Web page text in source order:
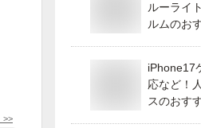
>>
ルーライ
ルムのお
iPhone17
応など！
スのおす